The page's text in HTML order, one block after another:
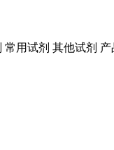
常用试剂 其他试剂 产